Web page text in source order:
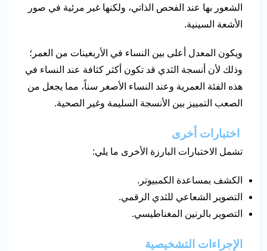
الشعور بها عند الفحص الذاتي، ولكنها غير مرئية في صور
الأشعة السينية.
ويكون المعدل أعلى بين النساء في الأربعينات من العمر؛
وذلك لأن أنسجة الثدي قد تكون أكثر كثافة عند النساء في
هذه الفئة العمرية وعند النساء الأصغر سناً، مما يجعل من
الصعب التمييز بين الأنسجة السليمة وغير الصحية.
اختبارات أخرى
تشمل الاختبارات البارزة الأخرى ما يلي:
الكشف بمساعدة الكمبيوتر.
التصوير الشعاعي للثدي الرقمي.
التصوير بالرنين المغناطيسي.
الإجراءات التشخيصية